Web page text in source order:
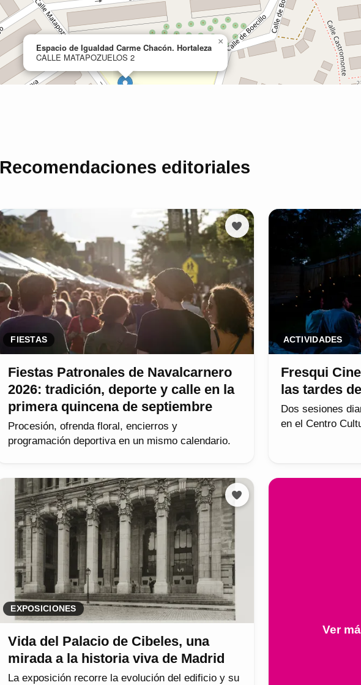
Recomendaciones editoriales
FIESTAS
Fiestas Patronales de Navalcarnero
2026: tradición, deporte y calle en la
primera quincena de septiembre
Procesión, ofrenda floral, encierros y
programación deportiva en un mismo calendario.
ACTIVIDADES
Fresqui
las tardes
Dos sesiones
en el Centro
EXPOSICIONES
Vida del Palacio de Cibeles, una
mirada a la historia viva de Madrid
La exposición recorre la evolución del edificio y su
Ver